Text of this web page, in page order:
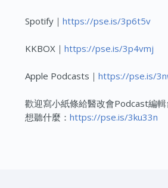
Spotify｜https://pse.is/3p6t5v
KKBOX｜https://pse.is/3p4vmj
Apple Podcasts｜https://pse.is/
歡迎寫小紙條給醫改會Podcast編
想聽什麼：https://pse.is/3ku33n